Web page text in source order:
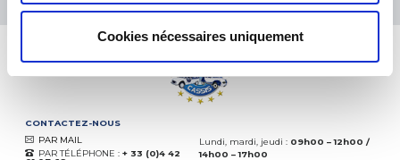
Cookies nécessaires uniquement
(depuis 2018)
CONTACTEZ-NOUS
PAR MAIL
PAR TÉLÉPHONE : + 33 (0)4 42
Lundi, mardi, jeudi : 09h00 – 12h00 /
14h00 – 17h00